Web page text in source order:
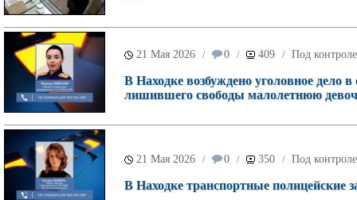
21 Мая 2026 / 0 / 409 / Под
В Находке возбуждено уголовное дело
лишившего свободы малолетнюю
21 Мая 2026 / 0 / 350 / Под
В Находке транспортные полицейские